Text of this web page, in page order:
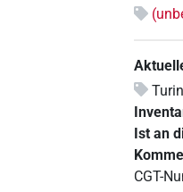
Ist an
CGT-